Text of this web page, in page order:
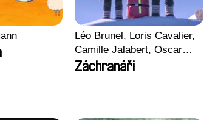
Léo Brunel, Loris Cavalier,
Camille Jalabert, Oscar
Malet
Záchranáři